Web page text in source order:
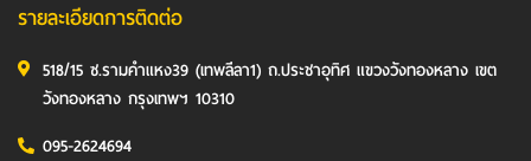
รายละเอียดการติดต่อ
518/15 ซ.รามคำแหง39 (เทพลีลา1) ถ.ประชาอุทิศ แขวงวังทองหลาง เขต
วังทองหลาง กรุงเทพฯ 10310
095-2624694